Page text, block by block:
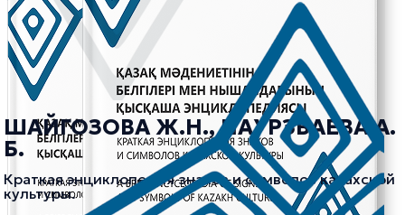
ШАЙГОЗОВА Ж.Н., НАУРЗБАЕВА А.
Б.
Краткая энциклопедия знаков и символов казахской
культуры.